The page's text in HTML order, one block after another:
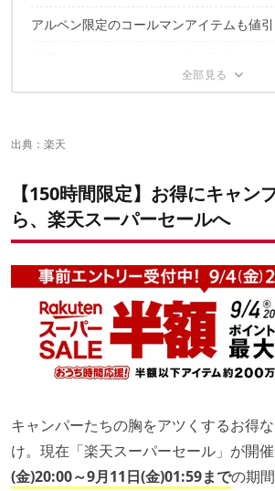
アルペン限定のコールマンアイテムも値引
出典： 楽天
【150時間限定】お得にキャン
ら、楽天スーパーセールへ
キャンパーたちの胸をアツくするお得
け。現在「楽天スーパーセール」が開催
(金)20:00～9月11日(金)01:59までの期